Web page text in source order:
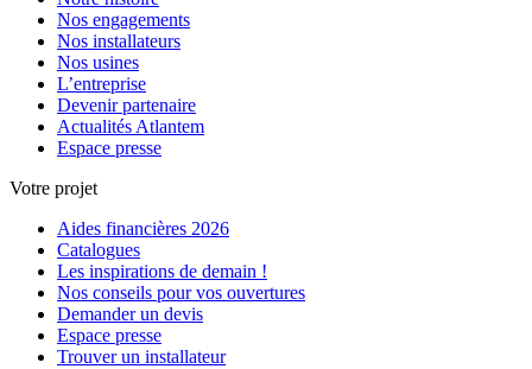
Nos engagements
Nos installateurs
Nos usines
L’entreprise
Devenir partenaire
Actualités Atlantem
Espace presse
Votre projet
Aides financières 2026
Catalogues
Les inspirations de demain !
Nos conseils pour vos ouvertures
Demander un devis
Espace presse
Trouver un installateur